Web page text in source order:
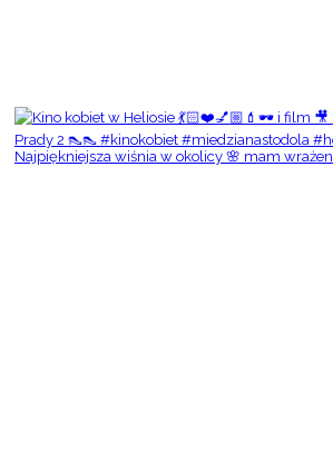
Najpiękniejsza wiśnia w okolicy 🌸 mam wrażen